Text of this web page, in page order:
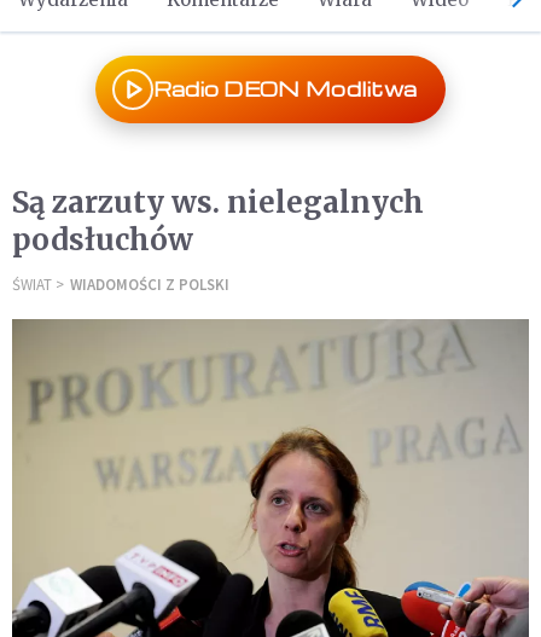
Radio DEON Modlitwa
Są zarzuty ws. nielegalnych
podsłuchów
ŚWIAT WIADOMOŚCI Z POLSKI